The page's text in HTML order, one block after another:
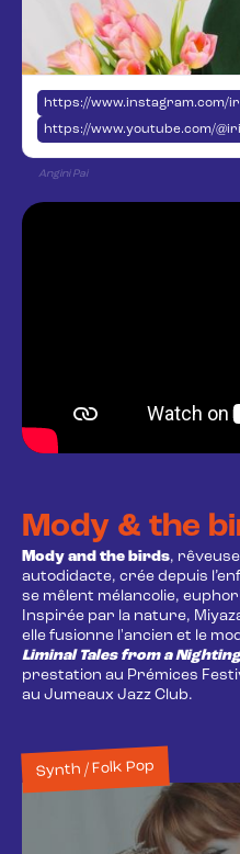
https://www.instagram.com/
https://www.youtube.com/
Angini Pai
Mody & the
Mody and the birds,
autodidacte, crée depuis
se mêlent mélancolie,
Inspirée par la nature,
elle fusionne l'ancien et le
Liminal Tales from a
prestation au Prémices
au Jumeaux Jazz Club.
Synth / Folk Pop